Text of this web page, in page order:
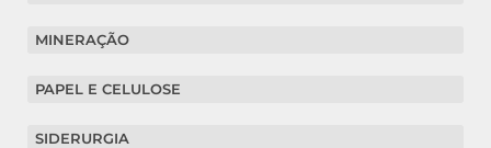
MINERAÇÃO
PAPEL E CELULOSE
SIDERURGIA